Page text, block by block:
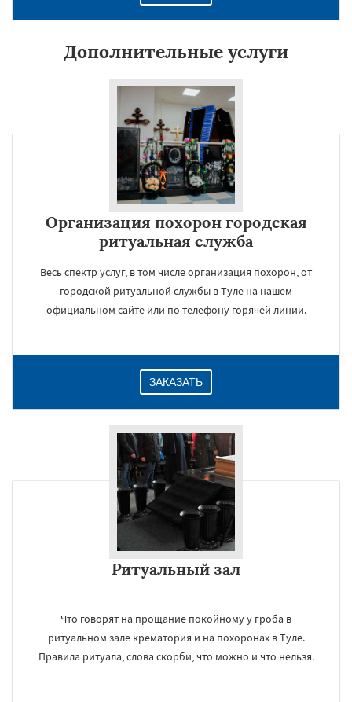
Дополнительные услуги
Организация похорон городская
ритуальная служба
Весь спектр услуг, в том числе организация похорон, от
городской ритуальной службы в Туле на нашем
официальном сайте или по телефону горячей линии.
ЗАКАЗАТЬ
Ритуальный зал
Что говорят на прощание покойному у гроба в
ритуальном зале крематория и на похоронах в Туле.
Правила ритуала, слова скорби, что можно и что нельзя.